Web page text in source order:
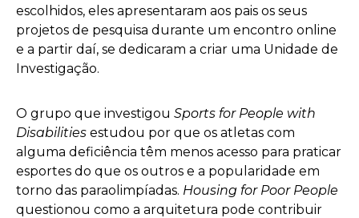
escolhidos, eles apresentaram aos pais os seus
projetos de pesquisa durante um encontro online
e a partir daí, se dedicaram a criar uma Unidade de
Investigação.
O grupo que investigou Sports for People with
Disabilities estudou por que os atletas com
alguma deficiência têm menos acesso para praticar
esportes do que os outros e a popularidade em
torno das paraolimpíadas. Housing for Poor People
questionou como a arquitetura pode contribuir